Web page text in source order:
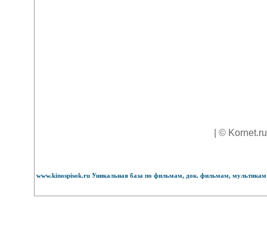
| ©
www.kinospisok.ru Уникальная база по фильмам, док. фильмам,